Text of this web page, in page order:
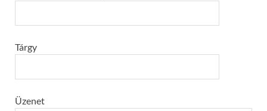
Tárgy
Üzenet